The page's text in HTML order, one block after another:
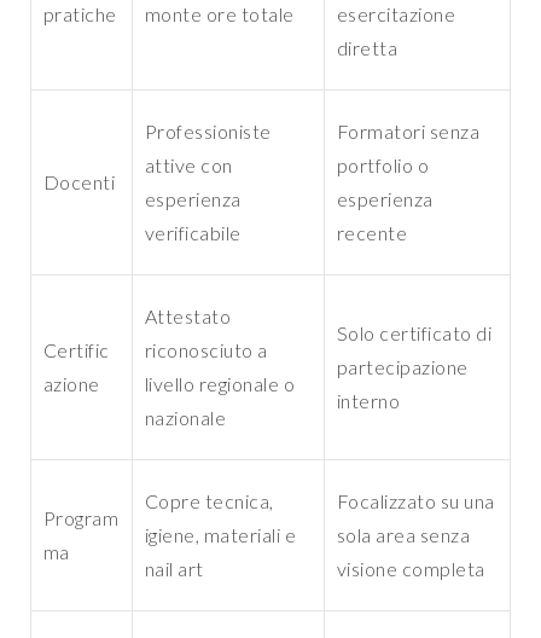
pratiche
monte ore totale
esercitazione
diretta
Docenti
Professioniste
attive con
esperienza
verificabile
Formatori senza
portfolio o
esperienza
recente
Certific
azione
Attestato
riconosciuto a
livello regionale o
nazionale
Solo certificato di
partecipazione
interno
Program
ma
Copre tecnica,
igiene, materiali e
nail art
Focalizzato su una
sola area senza
visione completa